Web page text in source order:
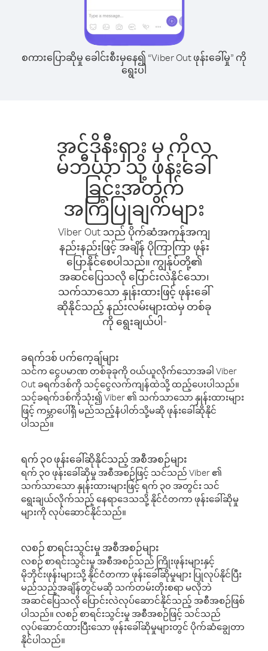
စကားပြောဆိုမှု ခေါင်းစီးမှနေ၍ “Viber Out ဖုန်းခေါ်မှု” ကို
ရွေးပါ
အင်ဒိုနီးရှား မှ ကိုလ
မ်ဘီယာ သို့ ဖုန်းခေါ်
ခြင်းအတွက်
အကြံပြုချက်များ
Viber Out သည် ပိုက်ဆံအကုန်အကျ
နည်းနည်းဖြင့် အချိန် ပိုကြာကြာ ဖုန်း
ပြောနိုင်စေပါသည်။ ကျွန်ုပ်တို့၏
အဆင်ပြေသလို ပြောင်းလဲနိုင်သော၊
သက်သာသော နှုန်းထားဖြင့် ဖုန်းခေါ်
ဆိုနိုင်သည့် နည်းလမ်းများထဲမှ တစ်ခု
ကို ရွေးချယ်ပါ-
ခရက်ဒစ် ပက်ကေ့ချ်များ
သင်က ငွေပမာဏ တစ်ခုခုကို ဝယ်ယူလိုက်သောအခါ Viber
Out ခရက်ဒစ်ကို သင့်ငွေလက်ကျန်ထဲသို့ ထည့်ပေးပါသည်။
သင့်ခရက်ဒစ်ကိုသုံး၍ Viber ၏ သက်သာသော နှုန်းထားများ
ဖြင့် ကမ္ဘာပေါ်ရှိ မည်သည့်နံပါတ်သို့မဆို ဖုန်းခေါ်ဆိုနိုင်
ပါသည်။
ရက် ၃၀ ဖုန်းခေါ်ဆိုနိုင်သည့် အစီအစဉ်များ
ရက် ၃၀ ဖုန်းခေါ်ဆိုမှု အစီအစဉ်ဖြင့် သင်သည် Viber ၏
သက်သာသော နှုန်းထားများဖြင့် ရက် ၃၀ အတွင်း သင်
ရွေးချယ်လိုက်သည့် နေရာဒေသသို့ နိုင်ငံတကာ ဖုန်းခေါ်ဆိုမှု
များကို လုပ်ဆောင်နိုင်သည်။
လစဉ် စာရင်းသွင်းမှု အစီအစဉ်များ
လစဉ် စာရင်းသွင်းမှု အစီအစဉ်သည် ကြိုးဖုန်းများနှင့်
မိုဘိုင်းဖုန်းများသို့ နိုင်ငံတကာ ဖုန်းခေါ်ဆိုမှုများ ပြုလုပ်နိုင်ပြီး
မည်သည့်အချိန်တွင်မဆို သက်တမ်းတိုးစရာ မလိုဘဲ
အဆင်ပြေသလို ပြောင်းလဲလုပ်ဆောင်နိုင်သည့် အစီအစဉ်ဖြစ်
ပါသည်။ လစဉ် စာရင်းသွင်းမှု အစီအစဉ်ဖြင့် သင်သည်
လုပ်ဆောင်ထားပြီးသော ဖုန်းခေါ်ဆိုမှုများတွင် ပိုက်ဆံချွေတာ
နိုင်ပါသည်။